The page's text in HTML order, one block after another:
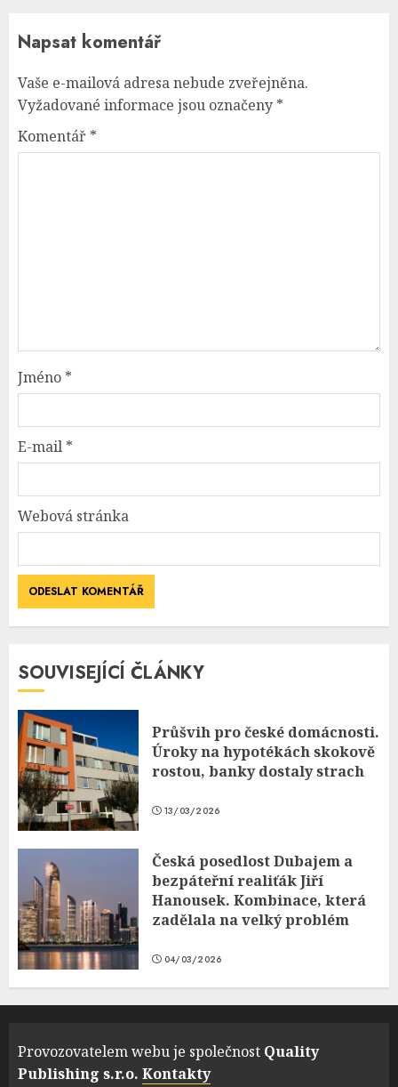
Napsat komentář
Vaše e-mailová adresa nebude zveřejněna.
Vyžadované informace jsou označeny *
Komentář *
Jméno *
E-mail *
Webová stránka
SOUVISEJÍCÍ ČLÁNKY
Průšvih pro české domácnosti.
Úroky na hypotékách skokově
rostou, banky dostaly strach
13/03/2026
Česká posedlost Dubajem a
bezpáteřní realiťák Jiří
Hanousek. Kombinace, která
zadělala na velký problém
04/03/2026
Provozovatelem webu je společnost Quality
Publishing s.r.o. Kontakty